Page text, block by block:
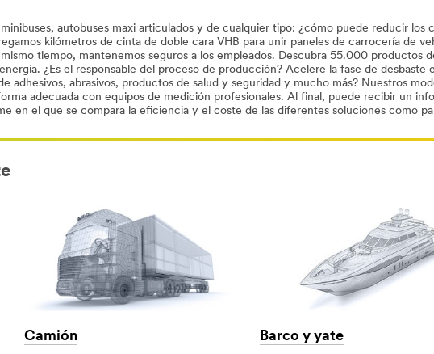
autobuses maxi articulados y de cualquier tipo: ¿cómo puede reducir
kilómetros de cinta de doble cara VHB para unir paneles de carrocería de
tiempo, mantenemos seguros a los empleados. Descubra 55.000 productos
¿Es el responsable del proceso de producción? Acelere la fase de
adhesivos, abrasivos, productos de salud y seguridad y mucho más? Nuestros
adecuada con equipos de medición profesionales. Al final, puede recibir un
en el que se compara la eficiencia y el coste de las diferentes soluciones como
Camión Barco y yate